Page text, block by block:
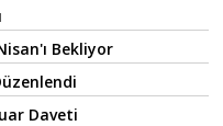
Bekliyor
Daveti